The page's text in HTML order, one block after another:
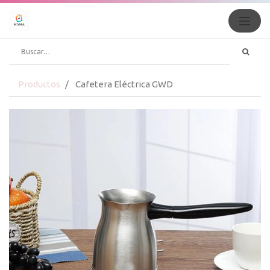
Productos Cafetera Eléctrica GWD